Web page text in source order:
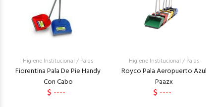
Higiene Institucional / Palas
Fiorentina Pala De Pie Handy
Con Cabo
$ ----
Higiene Institucional / Palas
Royco Pala Aeropuerto Azul
Paazx
$ ----